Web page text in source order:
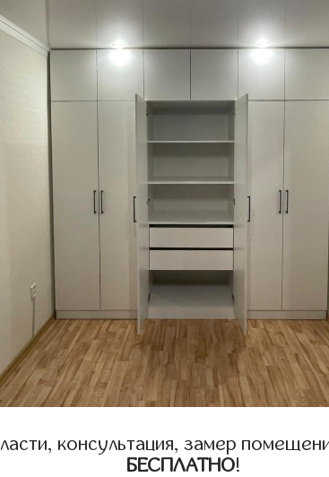
консультация, замер
БЕСПЛАТНО!